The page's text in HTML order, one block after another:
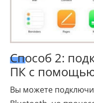
Способ 2:
ПК с
Вы можете